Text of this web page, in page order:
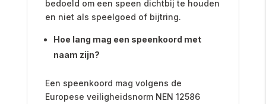
bedoeld om een speen dichtbij te houden
en niet als speelgoed of bijtring.
Hoe lang mag een speenkoord met
naam zijn?
Een speenkoord mag volgens de
Europese veiligheidsnorm NEN 12586